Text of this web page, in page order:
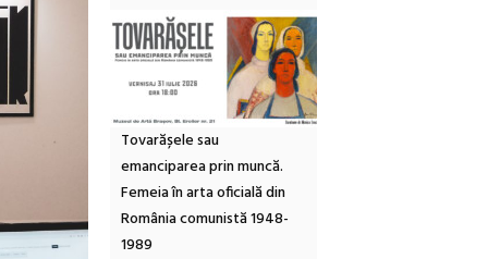
Tovarășele sau
emanciparea prin muncă.
Femeia în arta oficială din
România comunistă 1948-
1989